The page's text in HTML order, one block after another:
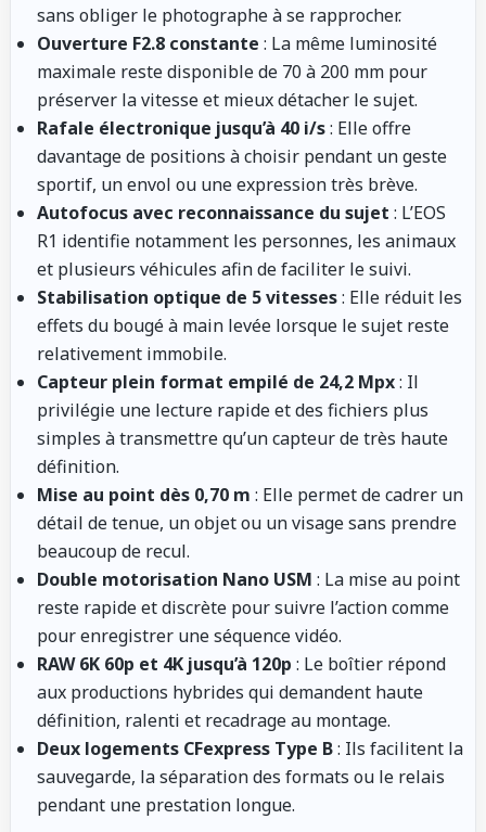
sans obliger le photographe à se rapprocher.
Ouverture F2.8 constante : La même luminosité
maximale reste disponible de 70 à 200 mm pour
préserver la vitesse et mieux détacher le sujet.
Rafale électronique jusqu’à 40 i/s: Elle offre
davantage de positions à choisir pendant un geste
sportif, un envol ou une expression très brève.
Autofocus avec reconnaissance du sujet : L’EOS
R1 identifie notamment les personnes, les animaux
et plusieurs véhicules afin de faciliter le suivi.
Stabilisation optique de 5 vitesses: Elle réduit les
effets du bougé à main levée lorsque le sujet reste
relativement immobile.
Capteur plein format empilé de 24,2 Mpx: Il
privilégie une lecture rapide et des fichiers plus
simples à transmettre qu’un capteur de très haute
définition.
Mise au point dès 0,70 m : Elle permet de cadrer un
détail de tenue, un objet ou un visage sans prendre
beaucoup de recul.
Double motorisation Nano USM : La mise au point
reste rapide et discrète pour suivre l’action comme
pour enregistrer une séquence vidéo.
RAW 6K 60p et 4K jusqu’à 120p : Le boîtier répond
aux productions hybrides qui demandent haute
définition, ralenti et recadrage au montage.
Deux logements CFexpress Type B: Ils facilitent la
sauvegarde, la séparation des formats ou le relais
pendant une prestation longue.